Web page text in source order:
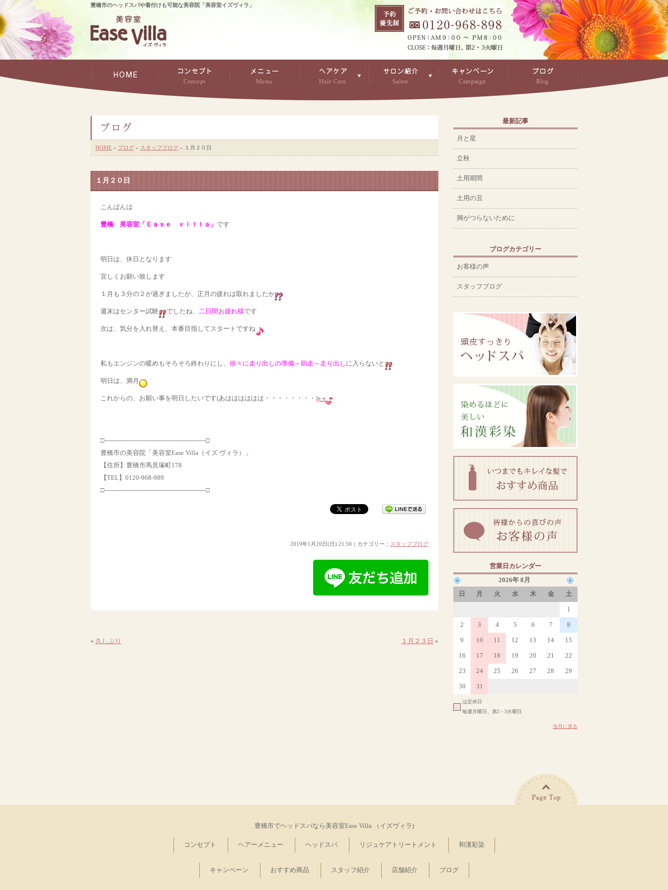
豊橋市のヘッドスパや着付けも可能な美容院「美容室イズヴィラ」
HOME » ブログ » スタッフブログ » １月２０日
１月２０日
こんばんは
豊橋 美容室「Ｅａｓｅ ｖｉｌｌａ」 です
明日は、休日となります
宜しくお願い致します
１月も３分の２が過ぎましたが、正月の疲れは取れましたか
週末はセンター試験 でしたね、 二日間お疲れ様です
次は、気分を入れ替え、本番目指してスタートですね
私もエンジンの暖めもそろそろ終わりにし、 徐々に走り出しの準備～助走～走り出し に入らないと
明日は、満月
これからの、お願い事を明日したいです(あはははははは・・・・・・・・)
□---------------------------------------------------□
豊橋市の美容院「美容室Ease Villa（イズ ヴィラ）」
【住所】豊橋市馬見塚町178
【TEL】0120-968-989
□---------------------------------------------------□
2019年1月20日(日) 21:50｜カテゴリー： スタッフブログ
« 久しぶり １月２３日 »
最新記事
月と星
立秋
土用期間
土用の丑
脚がつらないために
ブログカテゴリー
お客様の声
スタッフブログ
営業日カレンダー
2026年 8月
日
月 火 水 木 金 土
1
2 3 4 5 6 7 8
9 10 11 12 13 14 15
16 17 18 19 20 21 22
23 24 25 26 27 28 29
30 31
は定休日
毎週月曜日、第2・3火曜日
当月に戻る
豊橋市でヘッドスパなら美容室Ease Villa （イズヴィラ)
コンセプト ヘアーメニュー ヘッドスパ リジュケアトリートメント 和漢彩染
キャンペーン おすすめ商品 スタッフ紹介 店舗紹介 ブログ